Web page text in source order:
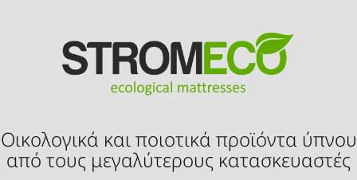
Οικολογικά και ποιοτικά προϊόντα ύπνου
από τους μεγαλύτερους κατασκευαστές